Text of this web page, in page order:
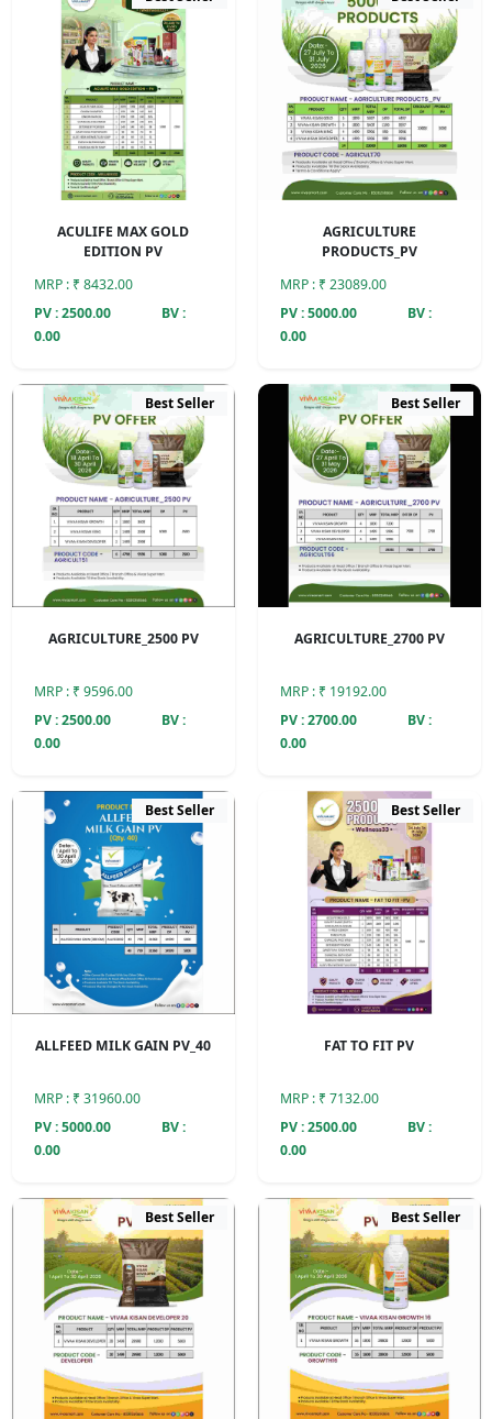
ACULIFE MAX GOLD
EDITION PV
MRP : ₹ 8432.00
PV : 2500.00
BV :
0.00
AGRICULTURE
PRODUCTS_PV
MRP : ₹ 23089.00
PV : 5000.00
BV :
0.00
Best Seller
AGRICULTURE_2500 PV
MRP : ₹ 9596.00
PV : 2500.00
BV :
0.00
Best Seller
AGRICULTURE_2700 PV
MRP : ₹ 19192.00
PV : 2700.00
BV :
0.00
Best Seller
ALLFEED MILK GAIN PV_40
MRP : ₹ 31960.00
PV : 5000.00
BV :
0.00
Best Seller
FAT TO FIT PV
MRP : ₹ 7132.00
PV : 2500.00
BV :
0.00
Best Seller Best Seller